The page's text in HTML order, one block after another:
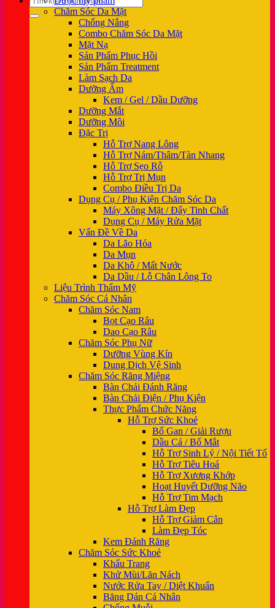
kiếm: Chăm Sóc Da Mặt
Chống Nắng
Combo Chăm Sóc Da Mặt
Mặt Nạ
Sản Phẩm Phục Hồi
Sản Phẩm Treatment
Làm Sạch Da
Dưỡng Ẩm
Kem / Gel / Dầu Dưỡng
Dưỡng Mắt
Dưỡng Môi
Đặc Trị
Hỗ Trợ Nang Lông
Hỗ Trợ Nám/Thâm/Tàn Nhang
Hỗ Trợ Sẹo Rỗ
Hỗ Trợ Trị Mụn
Combo Điều Trị Da
Dụng Cụ / Phụ Kiện Chăm Sóc Da
Máy Xông Mặt / Đẩy Tinh Chất
Dụng Cụ / Máy Rửa Mặt
Vấn Đề Về Da
Da Lão Hóa
Da Mụn
Da Khô / Mất Nước
Da Dầu / Lỗ Chân Lông To
Liệu Trình Thẩm Mỹ
Chăm Sóc Cá Nhân
Chăm Sóc Nam
Bọt Cạo Râu
Dao Cạo Râu
Chăm Sóc Phụ Nữ
Dưỡng Vùng Kín
Dung Dịch Vệ Sinh
Chăm Sóc Răng Miệng
Bàn Chải Đánh Răng
Bàn Chải Điện / Phụ Kiện
Thực Phẩm Chức Năng
Hỗ Trợ Sức Khoẻ
Bổ Gan / Giải Rượu
Dầu Cá / Bổ Mắt
Hỗ Trợ Sinh Lý / Nội Tiết Tố
Hỗ Trợ Tiêu Hoá
Hỗ Trợ Xương Khớp
Hoạt Huyết Dưỡng Não
Hỗ Trợ Tim Mạch
Hỗ Trợ Làm Đẹp
Hỗ Trợ Giảm Cân
Làm Đẹp Tóc
Kem Đánh Răng
Chăm Sóc Sức Khoẻ
Khẩu Trang
Khử Mùi/Lăn Nách
Nước Rửa Tay / Diệt Khuẩn
Băng Dán Cá Nhân